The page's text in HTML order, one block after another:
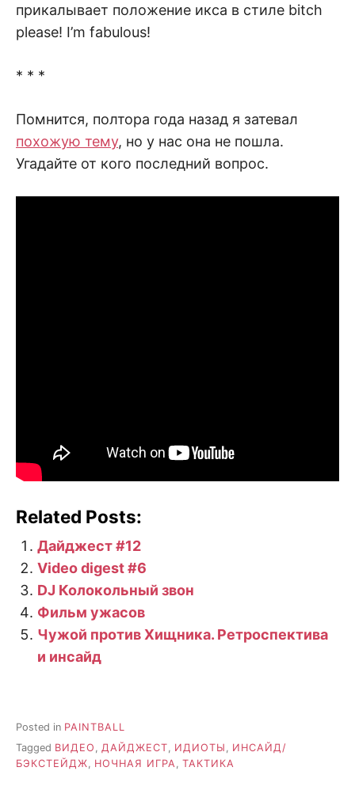
прикалывает положение икса в стиле bitch
please! I’m fabulous!
* * *
Помнится, полтора года назад я затевал
похожую тему, но у нас она не пошла.
Угадайте от кого последний вопрос.
Related Posts:
Дайджест #12
Video digest #6
DJ Колокольный звон
Фильм ужасов
Чужой против Хищника. Ретроспектива
и инсайд
Posted in PAINTBALL
Tagged ВИДЕО , ДАЙДЖЕСТ, ИДИОТЫ , ИНСАЙД/
БЭКСТЕЙДЖ, НОЧНАЯ ИГРА, ТАКТИКА